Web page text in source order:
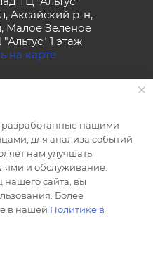
Аксайский р-н,
Малое Зеленое
1 этаж
на карте
интернет-магазин
нашими
для анализа событий
нам улучшать
и обслуживание.
сайта, вы
Более
в нашей Политике в